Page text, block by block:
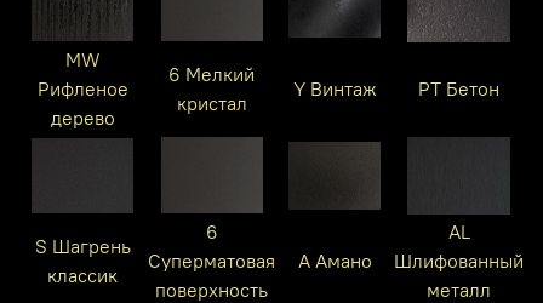
MW
Рифленое
дерево
6 Мелкий
кристал
Y Винтаж PT Бетон
S Шагрень
классик
6
Суперматовая
поверхность
A Амано
AL
Шлифованный
металл